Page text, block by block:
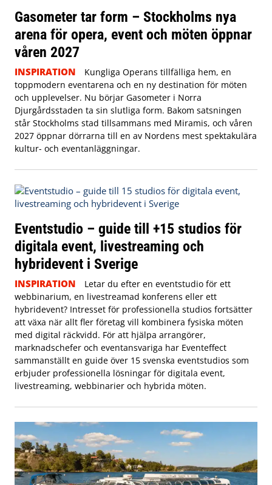
Gasometer tar form – Stockholms nya
arena för opera, event och möten öppnar
våren 2027
INSPIRATION
Kungliga Operans tillfälliga hem, en
toppmodern eventarena och en ny destination för möten
och upplevelser. Nu börjar Gasometer i Norra
Djurgårdsstaden ta sin slutliga form. Bakom satsningen
står Stockholms stad tillsammans med Miramis, och våren
2027 öppnar dörrarna till en av Nordens mest spektakulära
kultur- och eventanläggningar.
Eventstudio – guide till +15 studios för
digitala event, livestreaming och
hybridevent i Sverige
INSPIRATION
Letar du efter en eventstudio för ett
webbinarium, en livestreamad konferens eller ett
hybridevent? Intresset för professionella studios fortsätter
att växa när allt fler företag vill kombinera fysiska möten
med digital räckvidd. För att hjälpa arrangörer,
marknadschefer och eventansvariga har Eventeffect
sammanställt en guide över 15 svenska eventstudios som
erbjuder professionella lösningar för digitala event,
livestreaming, webbinarier och hybrida möten.